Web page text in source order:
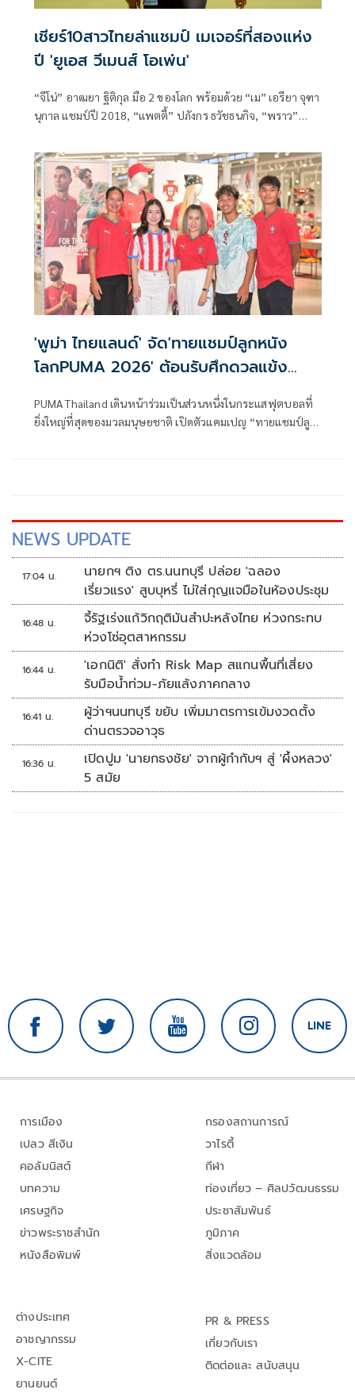
เชียร์10สาวไทยล่าแชมป์ เมเจอร์ที่สองแห่ง
ปี 'ยูเอส วีเมนส์ โอเพ่น'
“จีโน่” อาฒยา ฐิติกุล มือ 2 ของโลก พร้อมด้วย “เม” เอรียา จุฑา
นุกาล แชมป์ปี 2018, “แพตตี้” ปภังกร ธวัชธนกิจ, “พราว”
ที่ผ่านการเล่นคัดเลือกอีก 5 คน ร่วมประชันวงสวิงไล่ล่าแชมป์
“ยูเอส วีเมนส์ โอเพ่น” เมเจอร์ที่สองแห่งปี ที่รัฐแคลิฟอร์เนีย
ประเทศสหรัฐอเมริกา ระหว่างวันที่ 4-7 มิถุนายนนี้ ชิงเงิน
รางวัลรวม 12 ล้านดอลลาร์สหรัฐ หรือราว 390.7 ล้านบาท
'พูม่า ไทยแลนด์' จัด'ทายแชมป์ลูกหนัง
โลกPUMA 2026' ต้อนรับศึกดวลแข้ง
PUMA Thailand เดินหน้าร่วมเป็นส่วนหนึ่งในกระแสฟุตบอลที่
ยิ่งใหญ่ที่สุดของมวลมนุษยชาติ เปิดตัวแคมเปญ “ทายแชมป์ลูก
NEWS UPDATE
17:04 น.
นายกฯ ติง ตร.นนทบุรี ปล่อย 'ฉลอง
เรี่ยวแรง' สูบบุหรี่ ไม่ใส่กุญแจมือในห้องประชุม
16:48 น.
จี้รัฐเร่งแก้วิกฤติมันสำปะหลังไทย ห่วงกระทบ
ห่วงโซ่อุตสาหกรรม
16:44 น.
'เอกนิติ' สั่งทำ Risk Map สแกนพื้นที่เสี่ยง
รับมือน้ำท่วม-ภัยแล้งภาคกลาง
16:41 น.
ผู้ว่าฯนนทบุรี ขยับ เพิ่มมาตรการเข้มงวดตั้ง
ด่านตรวจอาวุธ
16:36 น.
เปิดปูม 'นายกธงชัย' จากผู้กำกับฯ สู่ 'ผึ้งหลวง'
5 สมัย
การเมือง
เปลว สีเงิน
คอลัมนิสต์
บทความ
เศรษฐกิจ
ข่าวพระราชสำนัก
หนังสือพิมพ์
กรองสถานการณ์
วาไรตี้
กีฬา
ท่องเที่ยว – ศิลปวัฒนธรรม
ประชาสัมพันธ์
ภูมิภาค
สิ่งแวดล้อม
ต่างประเทศ
อาชญากรรม
X-CITE
ยานยนต์
PR & PRESS
เกี่ยวกับเรา
ติดต่อและ สนับสนุน